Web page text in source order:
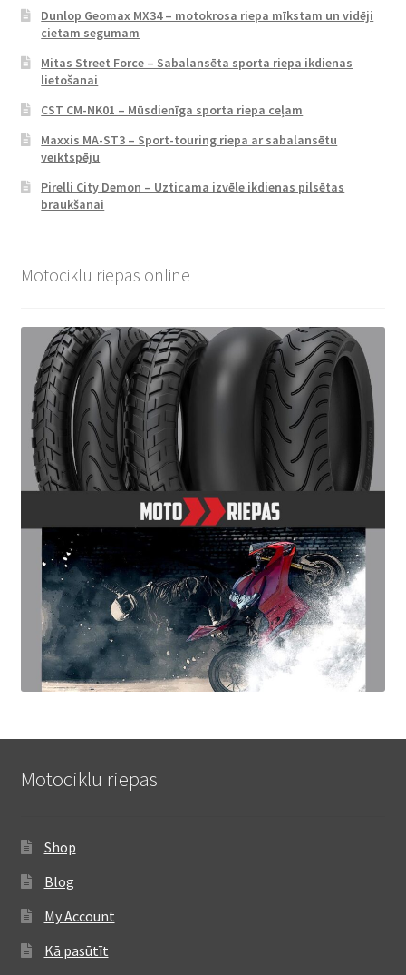
Dunlop Geomax MX34 – motokrosa riepa mīkstam un vidēji
cietam segumam
Mitas Street Force – Sabalansēta sporta riepa ikdienas
lietošanai
CST CM-NK01 – Mūsdienīga sporta riepa ceļam
Maxxis MA-ST3 – Sport-touring riepa ar sabalansētu
veiktspēju
Pirelli City Demon – Uzticama izvēle ikdienas pilsētas
braukšanai
Motociklu riepas online
Motociklu riepas
Shop
Blog
My Account
Kā pasūtīt